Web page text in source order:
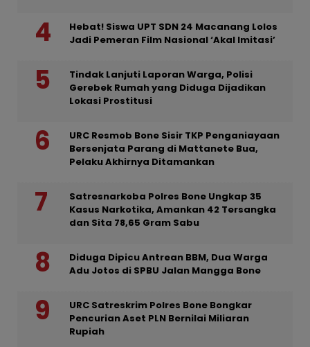
Hebat! Siswa UPT SDN 24 Macanang Lolos
Jadi Pemeran Film Nasional ‘Akal Imitasi’
Tindak Lanjuti Laporan Warga, Polisi
Gerebek Rumah yang Diduga Dijadikan
Lokasi Prostitusi
URC Resmob Bone Sisir TKP Penganiayaan
Bersenjata Parang di Mattanete Bua,
Pelaku Akhirnya Ditamankan
Satresnarkoba Polres Bone Ungkap 35
Kasus Narkotika, Amankan 42 Tersangka
dan Sita 78,65 Gram Sabu
Diduga Dipicu Antrean BBM, Dua Warga
Adu Jotos di SPBU Jalan Mangga Bone
URC Satreskrim Polres Bone Bongkar
Pencurian Aset PLN Bernilai Miliaran
Rupiah